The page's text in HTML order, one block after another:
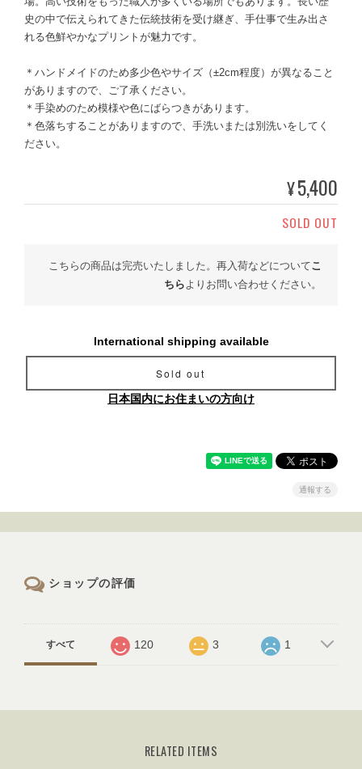
史の中で伝えられてきた伝統技術を受け継ぎ、手仕事で生み出さ
れる色鮮やかなプリントが魅力です。
＊ハンドメイドのため多少色やサイズ（±2cm程度）が異なること
がありますので、ご了承ください。
＊手染めのため模様や色にばらつきがあります。
＊色落ちすることがありますので、手洗いまたは別洗いをしてく
ださい。
¥5,400
SOLD OUT
こちらの商品は完売いたしました。再入荷などについてこ
ちらよりお問い合わせください。
International shipping available
Sold out
日本国内にお住まいの方向け
通報する
ショップの評価
すべて 120 3 1
RELATED ITEMS